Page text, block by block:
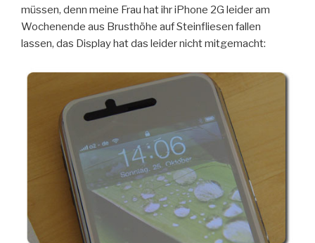
müssen, denn meine Frau hat ihr iPhone 2G leider am
Wochenende aus Brusthöhe auf Steinfliesen fallen
lassen, das Display hat das leider nicht mitgemacht: